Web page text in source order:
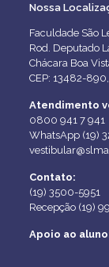
Nossa
Faculdade São
Rod. Deputado
Chácara Boa
CEP: 13482-
Atendimento
0800 941 7 941
WhatsApp (19)
Contato:
(19) 3500-5951
Recepção (19)
Apoio ao